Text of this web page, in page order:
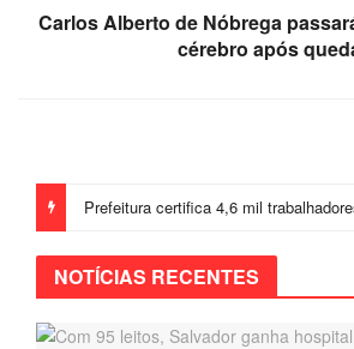
Carlos Alberto de Nóbrega
cérebro após
NOTÍCIAS RECENTES